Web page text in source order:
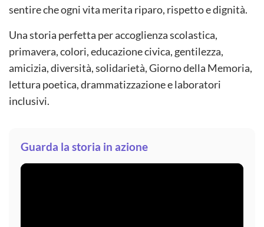
sentire che ogni vita merita riparo, rispetto e dignità.
Una storia perfetta per accoglienza scolastica,
primavera, colori, educazione civica, gentilezza,
amicizia, diversità, solidarietà, Giorno della Memoria,
lettura poetica, drammatizzazione e laboratori
inclusivi.
Guarda la storia in azione